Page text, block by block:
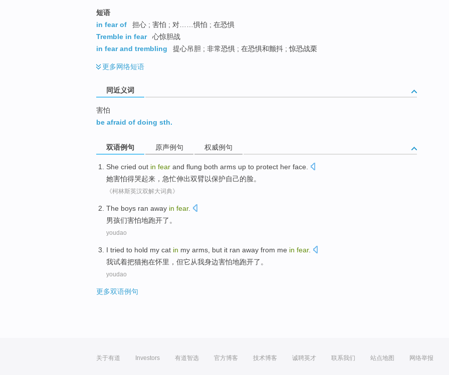
短语
in fear of
担心 ; 害怕 ; 对……惧怕 ; 在恐惧
Tremble in fear
心惊胆战
in fear and trembling
提心吊胆 ; 非常恐惧 ; 在恐惧和颤抖 ; 惊恐战栗
更多网络短语
同近义词
害怕
be afraid of doing sth.
双语例句 原声例句 权威例句
She cried out in fear and flung both arms up to protect her face.
她害怕得哭起来 ， 急忙伸出双臂以保护自己的脸。
《柯林斯英汉双解大词典》
The boys ran away in fear.
男孩们害怕地跑开了。
youdao
I tried to hold my cat in my arms, but it ran away from me in fear.
我试着把猫抱在怀里，但它从我身边害怕地跑开了。
youdao
更多双语例句
关于有道 Investors 有道智选 官方博客 技术博客 诚聘英才 联系我们 站点地图 网络举报